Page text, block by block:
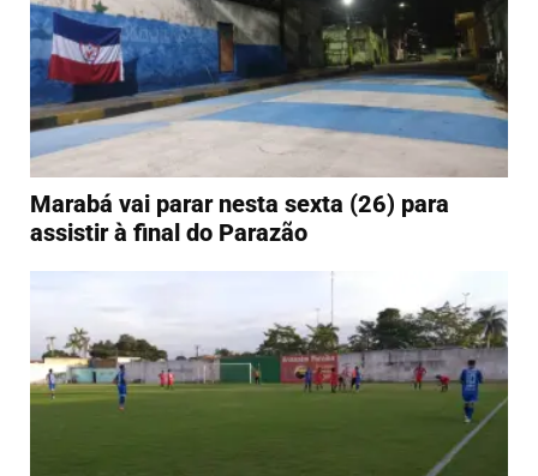
Marabá vai parar nesta sexta (26) para
assistir à final do Parazão